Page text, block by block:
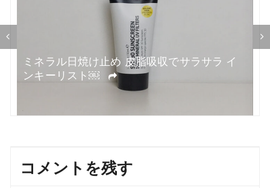
ン
毛穴ひきしめ！夏に最適のサリチル酸美容液
コーダリー￼
コメントを残す